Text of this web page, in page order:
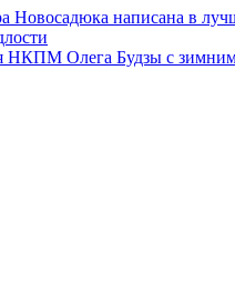
Новосадюка написана в
НКПМ Олега Будзы с